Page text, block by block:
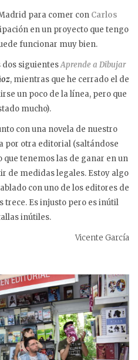
para comer conCarlos
en un proyecto que tengo
funcionar muy bien.
siguientesAprende a Dibujar
, mientras que he cerrado el de
un poco de la línea, pero que
mucho).
con una novela de nuestro
por otra editorial (saltándose
que tenemos las de ganar en un
de medidas legales. Estoy algo
con uno de los editores de
trece. Es injusto pero es inútil
inútiles.
Vicente García